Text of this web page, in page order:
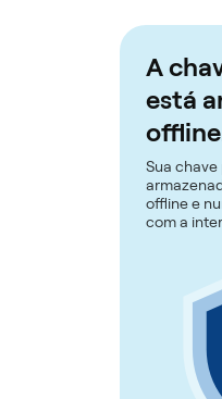
A
está
Sua
offline e
com a